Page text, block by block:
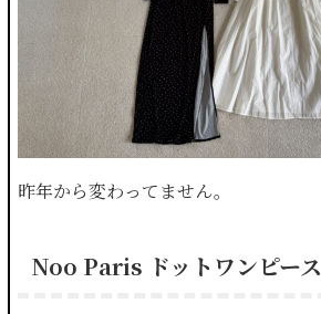
昨年から変わってません。
Noo Paris ドットワンピース